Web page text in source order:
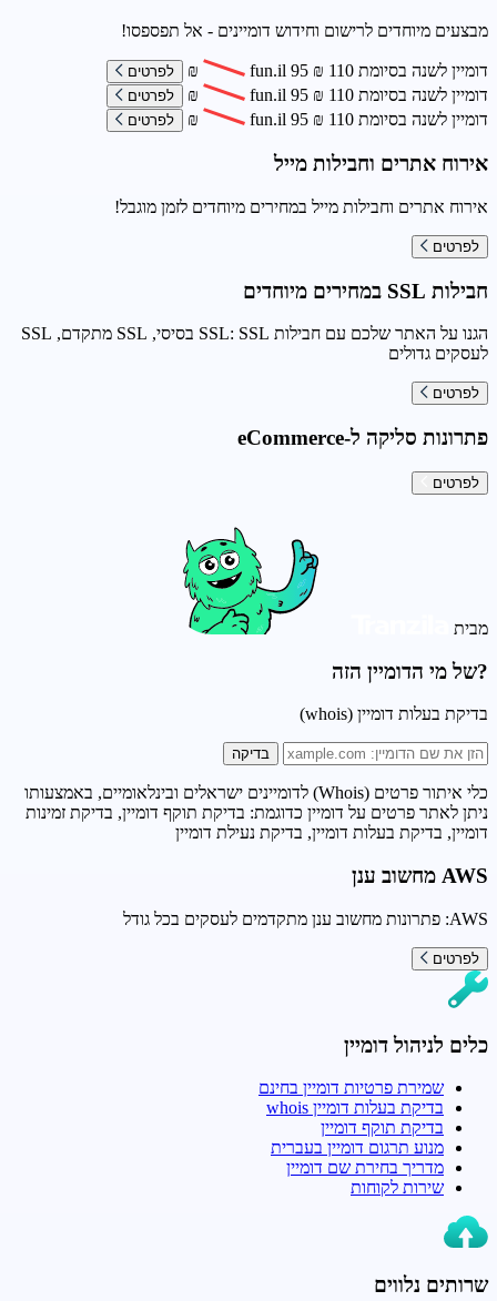
מבצעים מיוחדים לרישום וחידוש דומיינים - אל תפספסו!
דומיין לשנה בסיומת fun.il 95 ₪ 110
₪ לפרטים
דומיין לשנה בסיומת fun.il 95 ₪ 110
₪ לפרטים
דומיין לשנה בסיומת fun.il 95 ₪ 110
₪ לפרטים
אירוח אתרים וחבילות מייל
אירוח אתרים וחבילות מייל במחירים מיוחדים לזמן מוגבל!
לפרטים
חבילות SSL במחירים מיוחדים
הגנו על האתר שלכם עם חבילות SSL: SSL בסיסי, SSL מתקדם, SSL
לעסקים גדולים
לפרטים
פתרונות סליקה ל-eCommerce
לפרטים
מבית
?של מי הדומיין הזה
בדיקת בעלות דומיין (whois)
בדיקה
כלי איתור פרטים (Whois) לדומיינים ישראלים ובינלאומיים, באמצעותו
ניתן לאתר פרטים על דומיין כדוגמת: בדיקת תוקף דומיין, בדיקת זמינות
דומיין, בדיקת בעלות דומיין, בדיקת נעילת דומיין
AWS מחשוב ענן
AWS: פתרונות מחשוב ענן מתקדמים לעסקים בכל גודל
לפרטים
כלים לניהול דומיין
שמירת פרטיות דומיין בחינם
בדיקת בעלות דומיין whois
בדיקת תוקף דומיין
מנוע תרגום דומיין בעברית
מדריך בחירת שם דומיין
שירות לקוחות
שרותים נלווים